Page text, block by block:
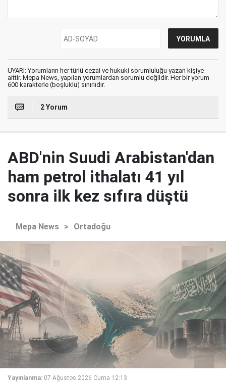
UYARI: Yorumların her türlü cezai ve hukuki sorumluluğu yazan kişiye
aittir. Mepa News, yapılan yorumlardan sorumlu değildir. Her bir yorum
600 karakterle (boşluklu) sınırlıdır.
2 Yorum
ABD'nin Suudi Arabistan'dan
ham petrol ithalatı 41 yıl
sonra ilk kez sıfıra düştü
Mepa News > Ortadoğu
Yayınlanma: 07 Ağustos 2026 Cuma 12:13